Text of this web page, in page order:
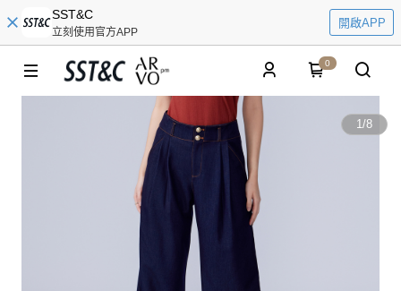
SST&C
立刻使用官方APP
開啟APP
0
1/8